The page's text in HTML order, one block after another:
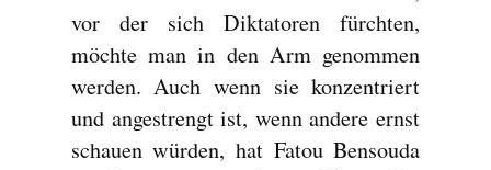
vor der sich Diktatoren fürchten,
möchte man in den Arm genommen
werden.Auch wenn sie konzentriert
und angestrengt ist, wenn andere ernst
schauen würden, hat Fatou Bensouda